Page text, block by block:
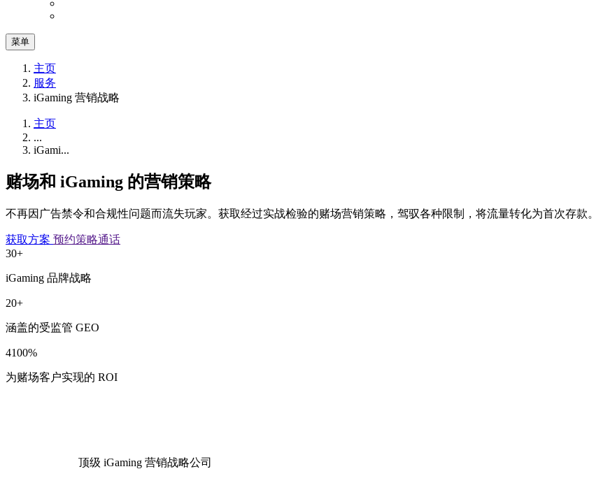
菜单
主页
服务
iGaming 营销战略
主页
...
iGami...
赌场和 iGaming 的营销策略
不再因广告禁令和合规性问题而流失玩家。获取经过实战检验的赌场营销策略，驾驭各种限制，将流量转化为首次存款。
获取方案 预约策略通话
30+
iGaming 品牌战略
20+
涵盖的受监管 GEO
4100%
为赌场客户实现的 ROI
顶级 iGaming 营销战略公司